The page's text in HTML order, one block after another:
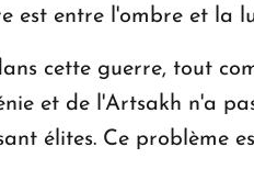
est entre l'ombre et la
cette guerre, tout
et de l'Artsakh n'a
élites. Ce problème